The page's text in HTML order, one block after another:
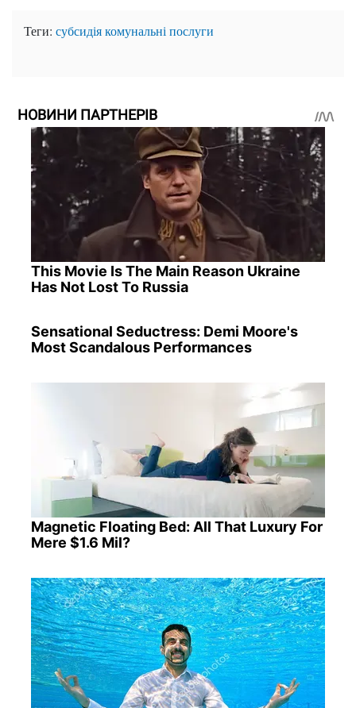
Теги: субсидіякомунальні послуги
НОВИНИ ПАРТНЕРІВ
This Movie Is The Main Reason Ukraine
Has Not Lost To Russia
Sensational Seductress: Demi Moore's
Most Scandalous Performances
Magnetic Floating Bed: All That Luxury For
Mere $1.6 Mil?